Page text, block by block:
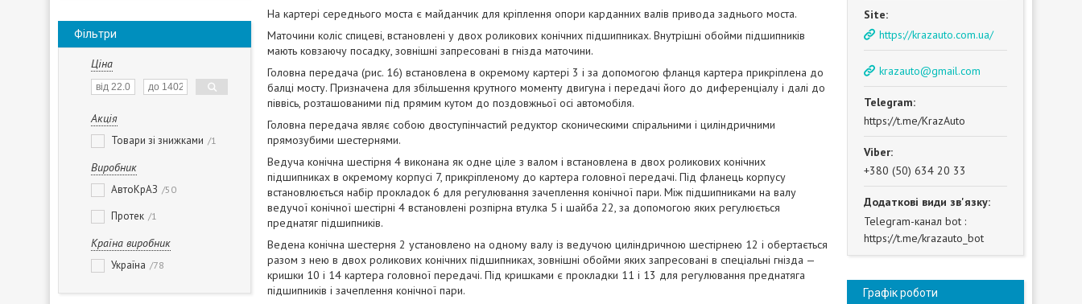
Фільтри
Ціна
Акція
Товари зі знижками 1
Виробник
АвтоКрАЗ 50
Протек 1
Країна виробник
Україна 78
На картері середнього моста є майданчик для кріплення опори карданних валів привода заднього моста.
Маточини коліс спицеві, встановлені у двох роликових конічних підшипниках. Внутрішні обойми підшипників
мають ковзаючу посадку, зовнішні запресовані в гнізда маточини.
Головна передача (рис. 16) встановлена в окремому картері 3 і за допомогою фланця картера прикріплена до
балці мосту. Призначена для збільшення крутного моменту двигуна і передачі його до диференціалу і далі до
піввісь, розташованими під прямим кутом до поздовжньої осі автомобіля.
Головна передача являє собою двоступінчастий редуктор сконическими спіральними і циліндричними
прямозубими шестернями.
Ведуча конічна шестірня 4 виконана як одне ціле з валом і встановлена в двох роликових конічних
підшипниках в окремому корпусі 7, прикріпленому до картера головної передачі. Під фланець корпусу
встановлюється набір прокладок 6 для регулювання зачеплення конічної пари. Між підшипниками на валу
ведучої конічної шестірні 4 встановлені розпірна втулка 5 і шайба 22, за допомогою яких регулюється
преднатяг підшипників.
Ведена конічна шестерня 2 установлено на одному валу із ведучою циліндричною шестірнею 12 і обертається
разом з нею в двох роликових конічних підшипниках, зовнішні обойми яких запресовані в спеціальні гнізда —
кришки 10 і 14 картера головної передачі. Під кришками є прокладки 11 і 13 для регулювання преднатяга
підшипників і зачеплення конічної пари.
https://krazauto.com.ua/
krazauto@gmail.com
https://t.me/KrazAuto
+380 (50) 634 20 33
Telegram-канал bot
https://t.me/krazauto_bot
Графік роботи